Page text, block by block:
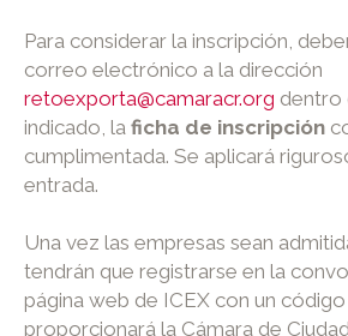
Para considerar la inscripción,
correo electrónico a la dirección
retoexporta@camaracr.org dentro
indicado, la ficha de inscripción
cumplimentada. Se aplicará
entrada.
Una vez las empresas sean
tendrán que registrarse en la
página web de ICEX con un
proporcionará la Cámara de